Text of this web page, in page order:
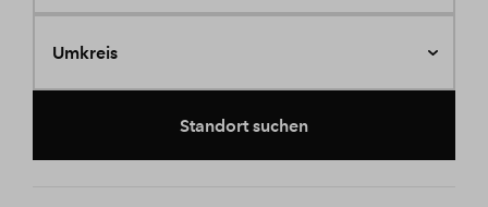
Umkreis
Standort suchen